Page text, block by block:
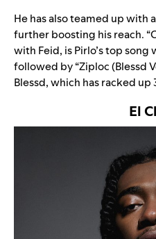
He has also teamed up with
further boosting his reach. “
with Feid, is Pirlo’s top
followed by “Ziploc (Blessd
Blessd, which has racked
El